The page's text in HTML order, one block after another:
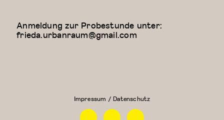
Anmeldung zur Probestunde unter:
frieda.urbanraum@gmail.com
Impressum / Datenschutz
FacebookInstagramLinkedin